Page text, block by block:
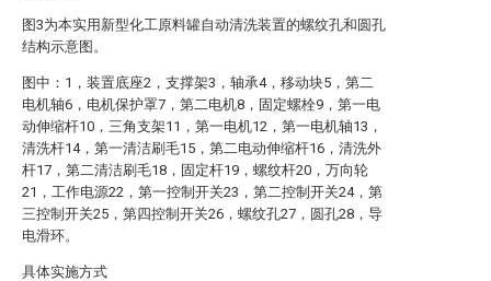
图3为本实用新型化工原料罐自动清洗装置的螺纹孔和圆孔
结构示意图。
图中：1，装置底座2，支撑架3，轴承4，移动块5，第二
电机轴6，电机保护罩7，第二电机8，固定螺栓9，第一电
动伸缩杆10，三角支架11，第一电机12，第一电机轴13，
清洗杆14，第一清洁刷毛15，第二电动伸缩杆16，清洗外
杆17，第二清洁刷毛18，固定杆19，螺纹杆20，万向轮
21，工作电源22，第一控制开关23，第二控制开关24，第
三控制开关25，第四控制开关26，螺纹孔27，圆孔28，导
电滑环。
具体实施方式